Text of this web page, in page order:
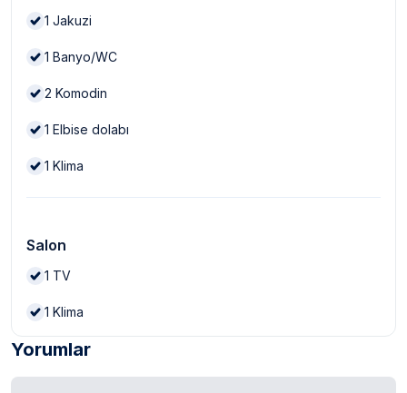
1 Jakuzi
1 Banyo/WC
2 Komodin
1 Elbise dolabı
1 Klima
Salon
1 TV
1 Klima
Yorumlar